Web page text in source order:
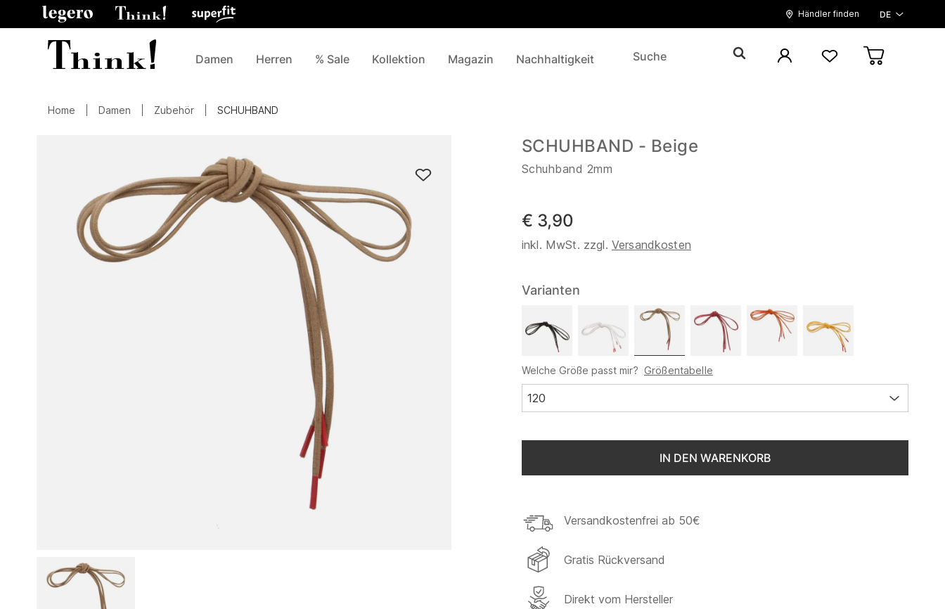
Händler finden DE
Damen Herren % Sale Kollektion Magazin Nachhaltigkeit
Home Damen Zubehör SCHUHBAND
SCHUHBAND - Beige
Schuhband 2mm
€ 3,90
inkl. MwSt. zzgl. Versandkosten
Varianten
Welche Größe passt mir? Größentabelle
120
IN DEN WARENKORB
Versandkostenfrei ab 50€
Gratis Rückversand
Direkt vom Hersteller